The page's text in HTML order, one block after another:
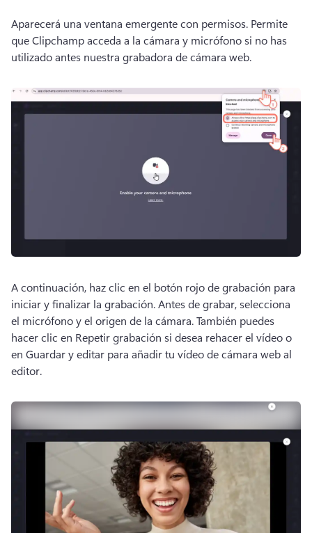
Aparecerá una ventana emergente con permisos. Permite
que Clipchamp acceda a la cámara y micrófono si no has
utilizado antes nuestra grabadora de cámara web.
A continuación, haz clic en el botón rojo de grabación para
iniciar y finalizar la grabación. Antes de grabar, selecciona
el micrófono y el origen de la cámara. También puedes
hacer clic en Repetir grabación si desea rehacer el vídeo o
en Guardar y editar para añadir tu vídeo de cámara web al
editor.